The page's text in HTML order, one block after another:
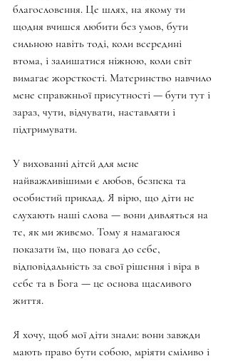
благословення. Це шлях, на якому ти
щодня вчишся любити без умов, бути
сильною навіть тоді, коли всередині
втома, і залишатися ніжною, коли світ
вимагає жорсткості. Материнство навчило
мене справжньої присутності — бути тут і
зараз, чути, відчувати, наставляти і
підтримувати.
У вихованні дітей для мене
найважливішими є любов, безпека та
особистий приклад. Я вірю, що діти не
слухають наші слова — вони дивляться на
те, як ми живемо. Тому я намагаюся
показати їм, що повага до себе,
відповідальність за свої рішення і віра в
себе та в Бога — це основа щасливого
життя.
Я хочу, щоб мої діти знали: вони завжди
мають право бути собою, мріяти сміливо і